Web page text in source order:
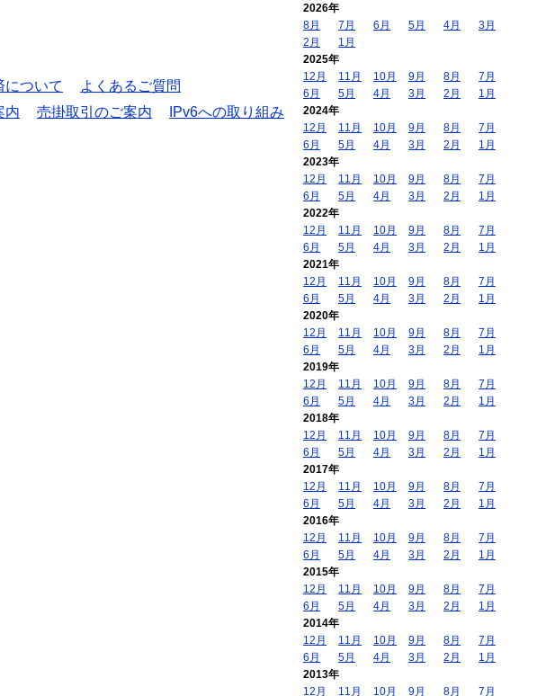
について
よくあるご質問
内 売掛取引のご案内
IPv6への取り組み
2026年
8月
7月 6月 5月 4月
3月
2月
1月
2025年
12月
11月 10月 9月 8月
7月
6月
5月 4月 3月 2月
1月
2024年
12月
11月 10月 9月 8月
7月
6月
5月 4月 3月 2月
1月
2023年
12月
11月 10月 9月 8月
7月
6月
5月 4月 3月 2月
1月
2022年
12月
11月 10月 9月 8月
7月
6月
5月 4月 3月 2月
1月
2021年
12月
11月 10月 9月 8月
7月
6月
5月 4月 3月 2月
1月
2020年
12月
11月 10月 9月 8月
7月
6月
5月 4月 3月 2月
1月
2019年
12月
11月 10月 9月 8月
7月
6月
5月 4月 3月 2月
1月
2018年
12月
11月 10月 9月 8月
7月
6月
5月 4月 3月 2月
1月
2017年
12月
11月 10月 9月 8月
7月
6月
5月 4月 3月 2月
1月
2016年
12月
11月 10月 9月 8月
7月
6月
5月 4月 3月 2月
1月
2015年
12月
11月 10月 9月 8月
7月
6月
5月 4月 3月 2月
1月
2014年
12月
11月 10月 9月 8月
7月
6月
5月 4月 3月 2月
1月
2013年
12月
11月 10月 9月 8月 7月